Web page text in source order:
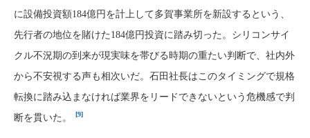
に設備投資額184億円を計上して多賀事業所を新設するという、
先行者の地位を賭けた184億円投資に踏み切った。シリコンサイ
クル不況期の到来が現実味を帯びる時期の重たい判断で、社内外
から不安視する声も相次いだ。石田社長はこのタイミングで規格
転換に踏み込まなければ業界をリードできないという危機感で判
断を貫いた。
[9]